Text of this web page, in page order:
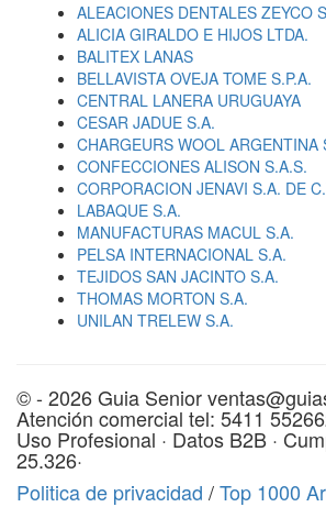
ALEACIONES DENTALES ZEYCO
ALICIA GIRALDO E HIJOS LTDA.
BALITEX LANAS
BELLAVISTA OVEJA TOME S.P.A.
CENTRAL LANERA URUGUAYA
CESAR JADUE S.A.
CHARGEURS WOOL ARGENTINA
CONFECCIONES ALISON S.A.S.
CORPORACION JENAVI S.A. DE
LABAQUE S.A.
MANUFACTURAS MACUL S.A.
PELSA INTERNACIONAL S.A.
TEJIDOS SAN JACINTO S.A.
THOMAS MORTON S.A.
UNILAN TRELEW S.A.
© - 2026 Guia Senior
Atención comercial tel: 5411
Uso Profesional · Datos B2B ·
25.326·
Politica de privacidad /Top 1000